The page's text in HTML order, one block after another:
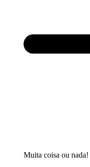
Muita coisa ou nada!